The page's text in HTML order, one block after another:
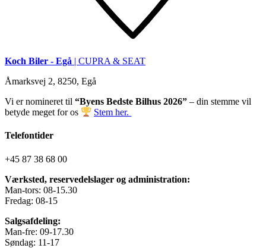
Koch Biler - Egå | CUPRA & SEAT
Åmarksvej 2, 8250, Egå
Vi er nomineret til “Byens Bedste Bilhus 2026” – din stemme vil
betyde meget for os
Stem her.
Telefontider
+45 87 38 68 00
Værksted, reservedelslager og administration:
Man-tors: 08-15.30
Fredag: 08-15
Salgsafdeling:
Man-fre: 09-17.30
Søndag: 11-17